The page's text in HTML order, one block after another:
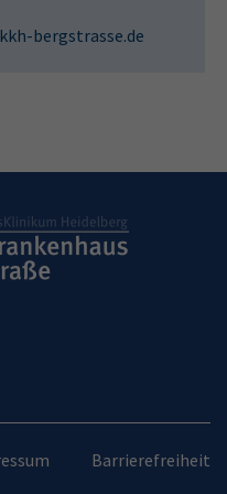
bergstrasse.de
Barrierefreiheit